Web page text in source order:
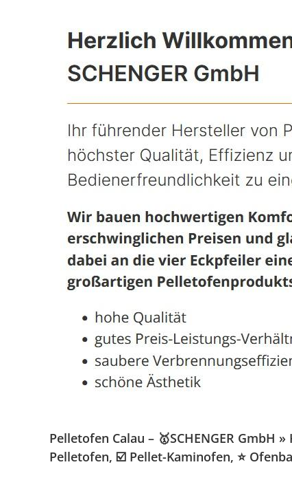
Pelletofen Calau – 🥇SCHENGER
Pelletofen, ☑️ Pellet-Kaminofen, ⭐